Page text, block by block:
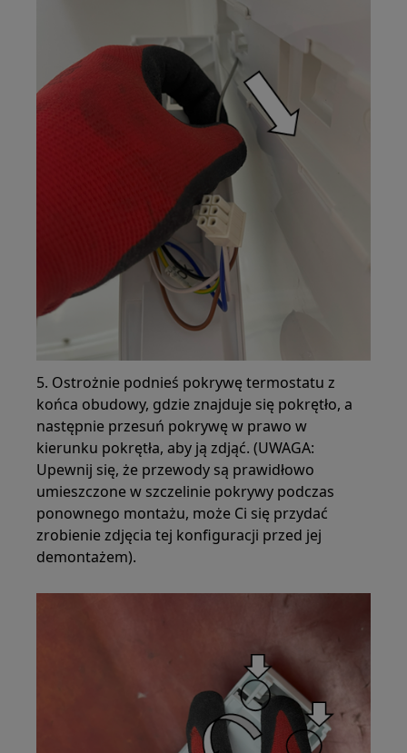
5. Ostrożnie podnieś pokrywę termostatu z
końca obudowy, gdzie znajduje się pokrętło, a
następnie przesuń pokrywę w prawo w
kierunku pokrętła, aby ją zdjąć. (UWAGA:
Upewnij się, że przewody są prawidłowo
umieszczone w szczelinie pokrywy podczas
ponownego montażu, może Ci się przydać
zrobienie zdjęcia tej konfiguracji przed jej
demontażem).